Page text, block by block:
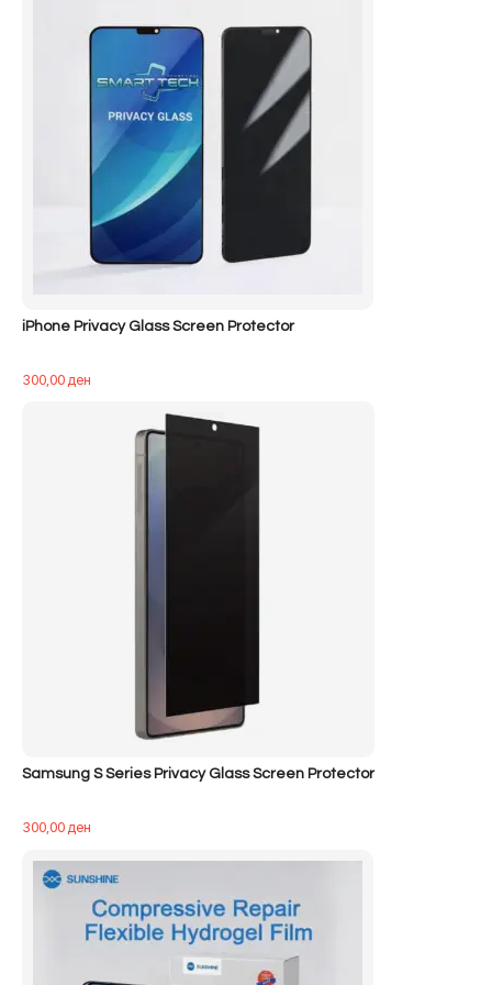
iPhone Privacy Glass Screen Protector
300,00ден
Samsung S Series Privacy Glass Screen Protector
300,00ден